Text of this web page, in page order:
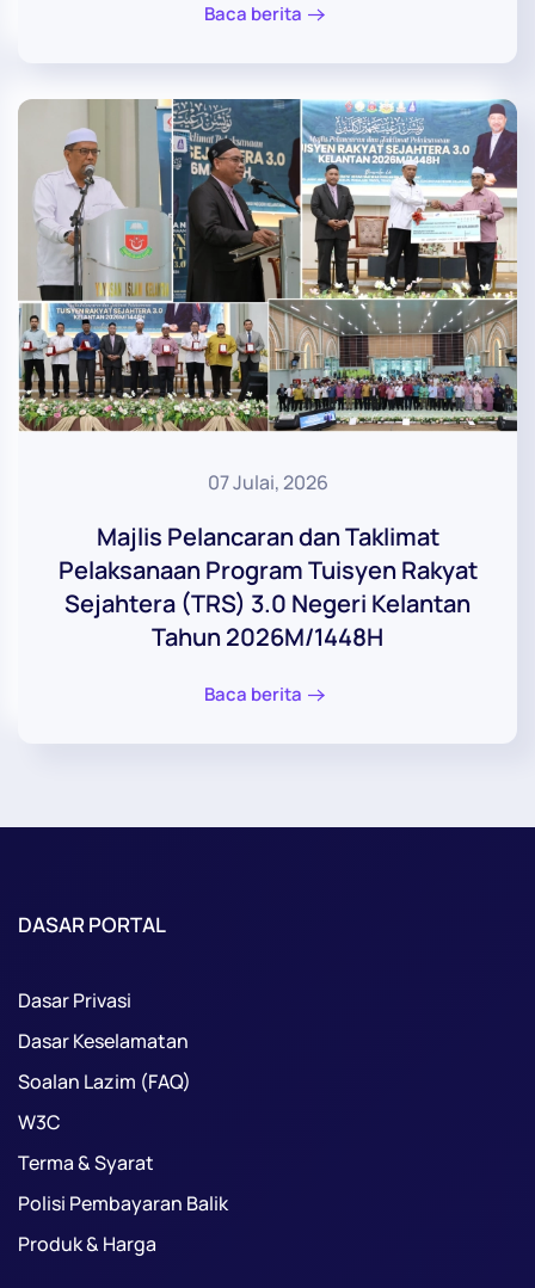
Baca berita
07 Julai, 2026
Majlis Pelancaran dan Taklimat
Pelaksanaan Program Tuisyen Rakyat
Sejahtera (TRS) 3.0 Negeri Kelantan
Tahun 2026M/1448H
Baca berita
DASAR PORTAL
Dasar Privasi
Dasar Keselamatan
Soalan Lazim (FAQ)
W3C
Terma & Syarat
Polisi Pembayaran Balik
Produk & Harga